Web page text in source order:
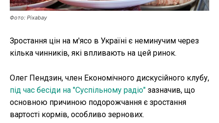
Ми в соц. мережах
Фото: Pixabay
Зростання цін на м'ясо в Україні є неминучим через
кілька чинників, які впливають на цей ринок.
Олег Пендзин, член Економічного дискусійного клубу,
під час бесіди на "Суспільному радіо" зазначив, що
основною причиною подорожчання є зростання
вартості кормів, особливо зернових.